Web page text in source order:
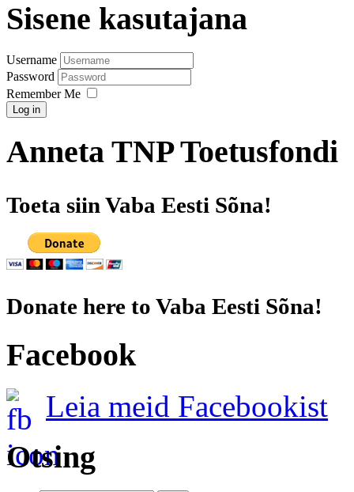
Sisene kasutajana
Username
Password
Remember Me
Log in
Anneta TNP Toetusfondi
Toeta siin Vaba Eesti Sõna!
Donate here to Vaba Eesti Sõna!
Facebook
Leia meid Facebookist
Otsing